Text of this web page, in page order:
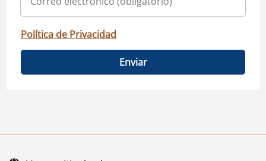
Política de Privacidad
Enviar